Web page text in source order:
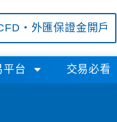
・外匯保證金開戶
平台 交易必看